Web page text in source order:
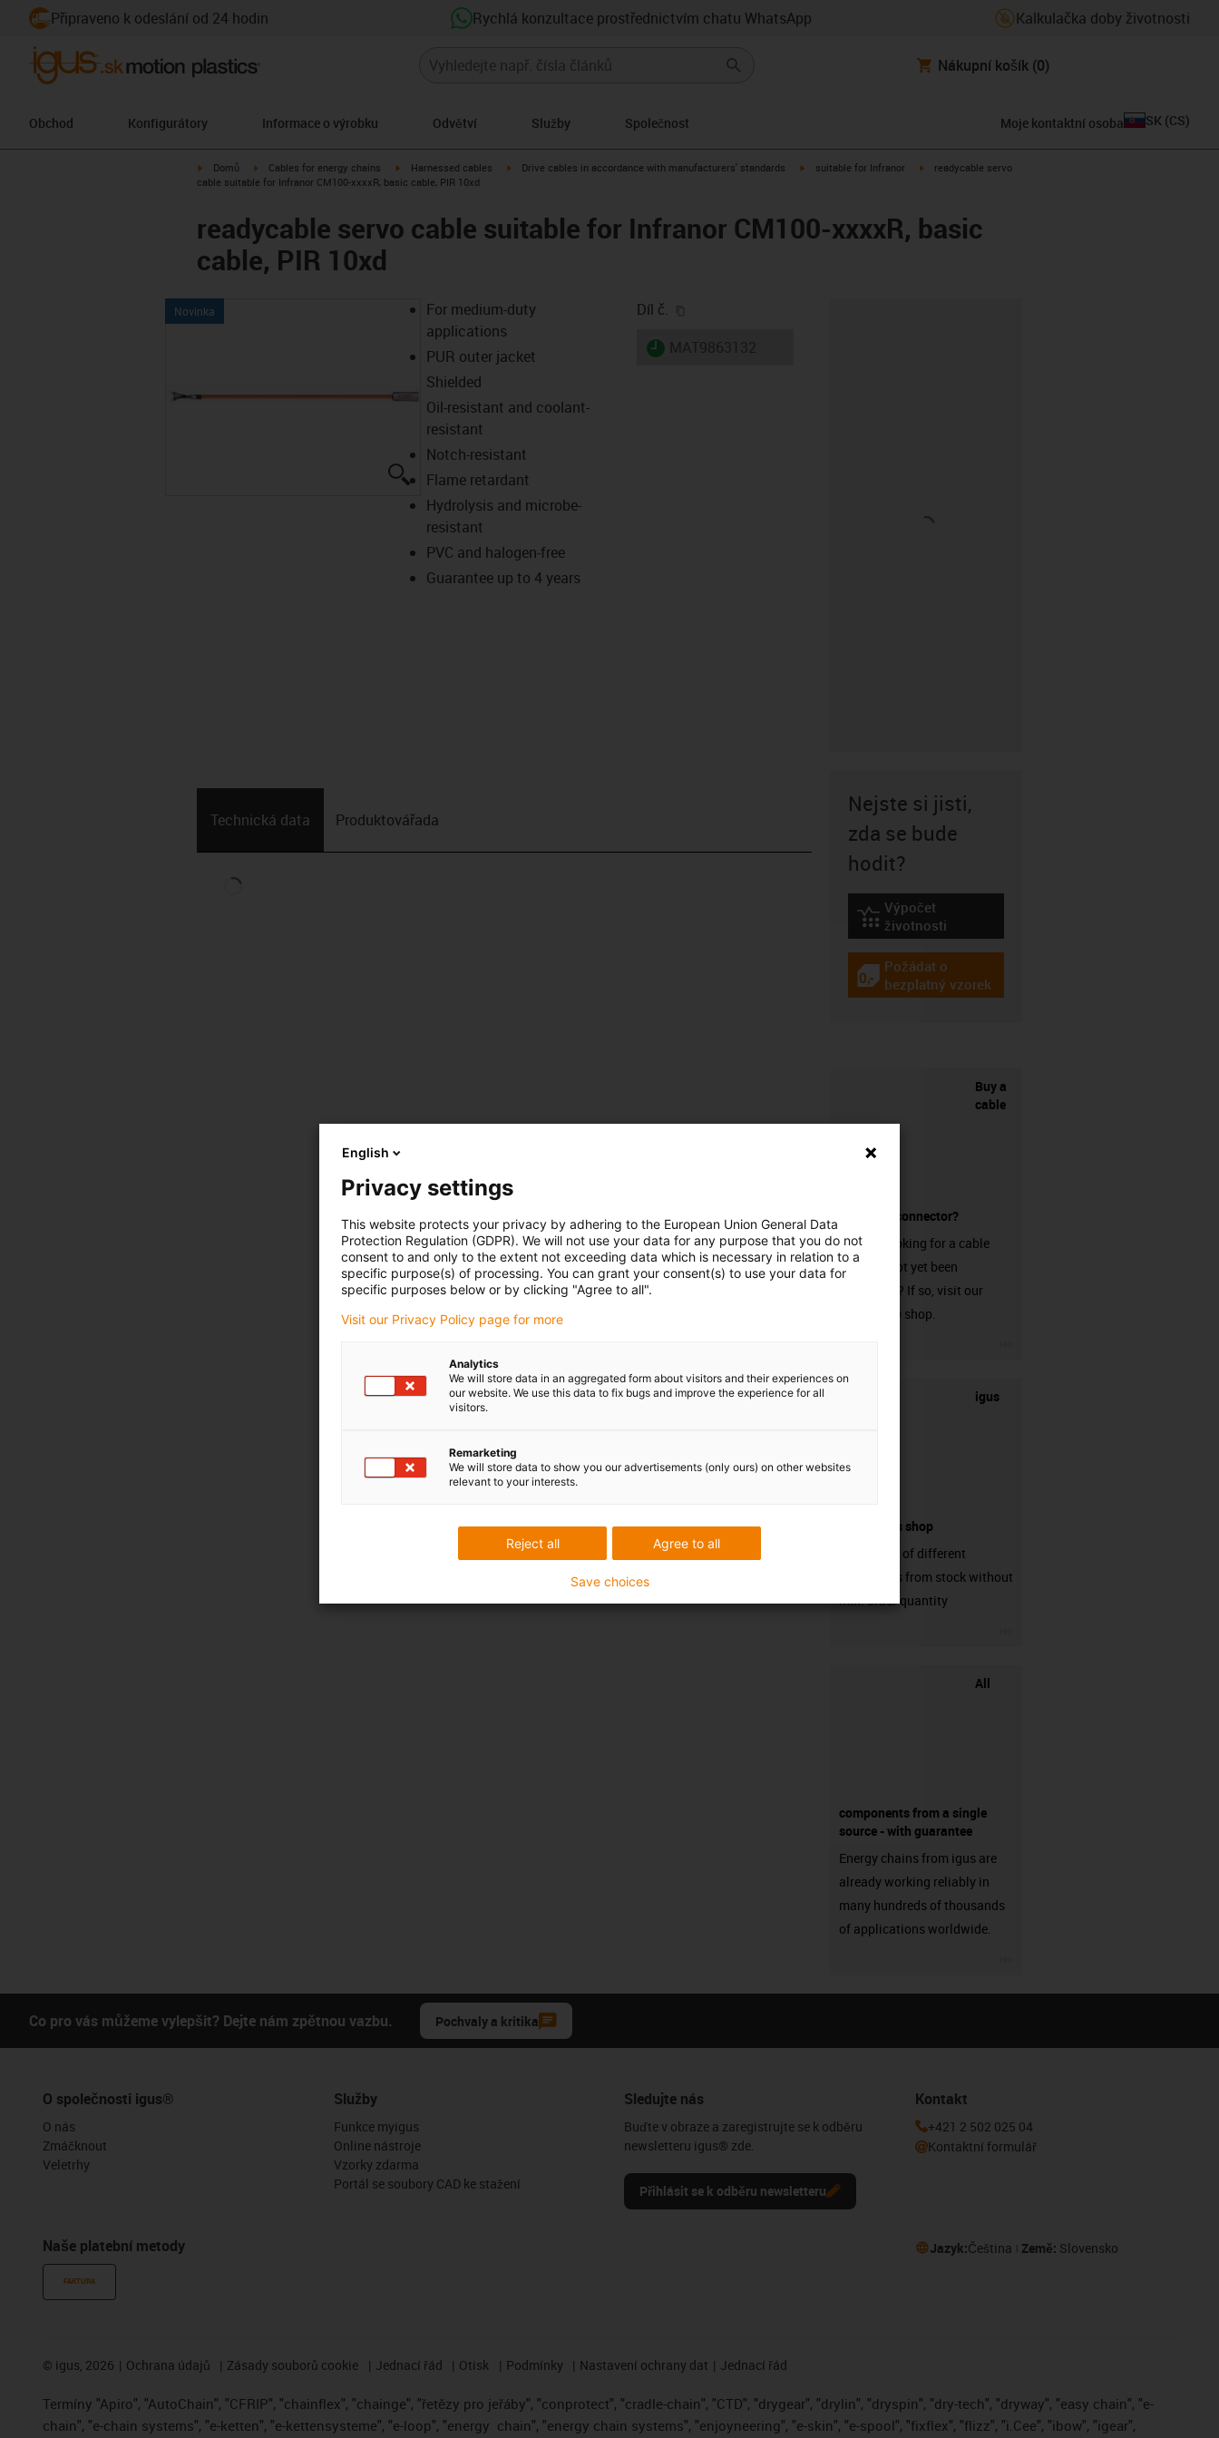
Připraveno k odeslání od 24 hodin Rychlá konzultace prostřednictvím chatu WhatsApp Kalkulačka doby životnosti
Nákupní košík (0)
Obchod Konfigurátory Informace o výrobku Odvětví Služby Společnost Moje kontaktní osoba SK (CS)
igus-icon-arrow-right
Domů igus-icon-arrow-right
Cables for energy chains igus-icon-arrow-right
Harnessed cables igus-icon-arrow-right
Drive cables in accordance with manufacturers' standards igus-icon-arrow-right
suitable for Infranor igus-icon-arrow-right
readycable servo
cable suitable for Infranor CM100-xxxxR, basic cable, PIR 10xd
readycable servo cable suitable for Infranor CM100-xxxxR, basic
cable, PIR 10xd
Novinka
igus-icon-lupe
For medium-duty
applications
PUR outer jacket
Shielded
Oil-resistant and coolant-
resistant
Notch-resistant
Flame retardant
Hydrolysis and microbe-
resistant
PVC and halogen-free
Guarantee up to 4 years
Díl č.
igus-icon-lieferzeit
Technická data Produktová­řada
Nejste si jisti,
zda se bude
hodit?
igus-icon-lebensdauerrechner
Výpočet
životnosti
igus-icon-gratismuster
Požádat o
bezplatný vzorek
Buy a
cable
without a connector?
Are you looking for a cable
that has not yet been
harnessed? If so, visit our
chainflex® shop.
igus
connectors shop
big variaty of different
connectors from stock without
min. order quantity
All
components from a single
source - with guarantee
Energy chains from igus are
already working reliably in
many hundreds of thousands
of applications worldwide.
Co pro vás můžeme vylepšit? Dejte nám zpětnou vazbu. Pochvaly a kritika
O společnosti igus®
O nás
Zmáčknout
Veletrhy
Naše platební metody
FAKTURA
Služby
Funkce myigus
Online nástroje
Vzorky zdarma
Portál se soubory CAD ke stažení
Sledujte nás
Buďte v obraze a zaregistrujte se k odběru
newsletteru igus® zde.
Přihlásit se k odběru newsletteru
Kontakt
+421 2 502 025 04
Kontaktní formulář
Jazyk:Čeština Země: Slovensko
© igus, 2026 Ochrana údajů Zásady souborů cookie Jednací řád Otisk Podmínky Nastavení ochrany dat Jednací řád
Termíny "Apiro", "AutoChain", "CFRIP", "chainflex", "chainge", "řetězy pro jeřáby", "conprotect", "cradle-chain", "CTD", "drygear", "drylin", "dryspin", "dry-tech", "dryway", "easy chain", "e-
chain", "e-chain systems", "e-ketten", "e-kettensysteme", "e-loop", "energy chain", "energy chain systems", "enjoyneering", "e-skin", "e-spool", "fixflex", "flizz", "i.Cee", "ibow", "igear",
English
Privacy settings
This website protects your privacy by adhering to the European Union General Data
Protection Regulation (GDPR). We will not use your data for any purpose that you do not
consent to and only to the extent not exceeding data which is necessary in relation to a
specific purpose(s) of processing. You can grant your consent(s) to use your data for
specific purposes below or by clicking "Agree to all".
Visit our Privacy Policy page for more
Analytics
We will store data in an aggregated form about visitors and their experiences on
our website. We use this data to fix bugs and improve the experience for all
visitors.
Remarketing
We will store data to show you our advertisements (only ours) on other websites
relevant to your interests.
Agree to all
Reject all
Save choices